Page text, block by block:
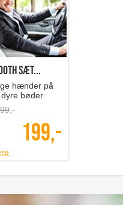
sæt...
hænder på
bøder.
,-
199,-